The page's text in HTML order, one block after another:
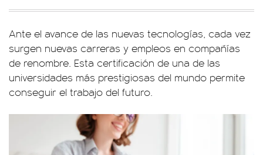
Ante el avance de las nuevas tecnologías, cada vez
surgen nuevas carreras y empleos en compañías
de renombre. Esta certificación de una de las
universidades más prestigiosas del mundo permite
conseguir el trabajo del futuro.